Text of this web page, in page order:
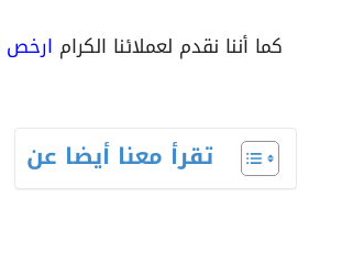
كما أننا نقدم لعملائنا الكرام ارخص
تقرأ معنا أيضا عن